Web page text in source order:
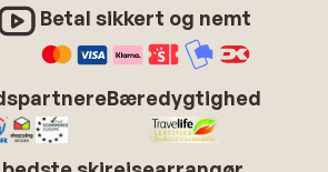
Betal sikkert og nemt
Bæredygtighed